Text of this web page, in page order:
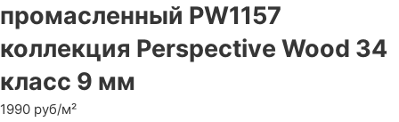
промасленный PW1157
коллекция Perspective Wood 34
класс 9 мм
1990 руб/м²